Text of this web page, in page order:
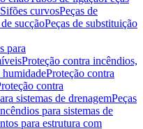
Sifões curvosPeças de
sucçãoPeças de substituição
para
Proteção contra incêndios,
humidadeProteção contra
contra
sistemas de drenagemPeças
para sistemas de
para estrutura com